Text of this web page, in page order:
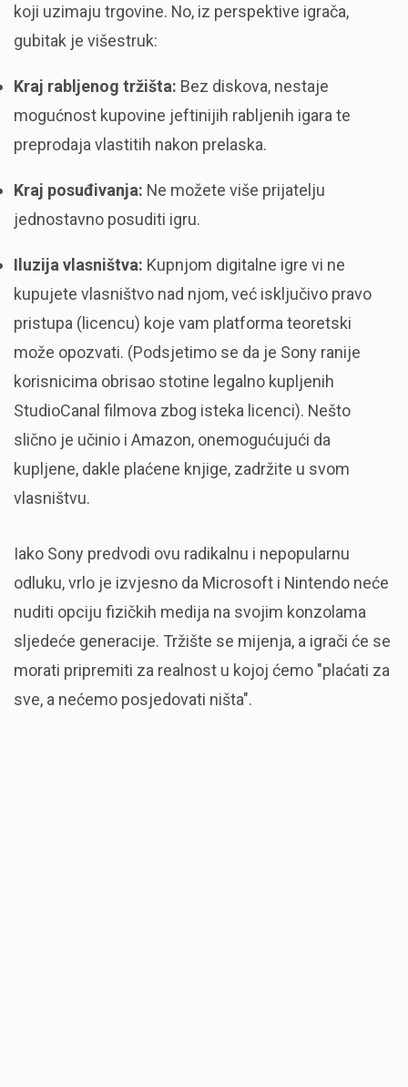
koji uzimaju trgovine. No, iz perspektive igrača,
gubitak je višestruk:
Kraj rabljenog tržišta: Bez diskova, nestaje
mogućnost kupovine jeftinijih rabljenih igara te
preprodaja vlastitih nakon prelaska.
Kraj posuđivanja: Ne možete više prijatelju
jednostavno posuditi igru.
Iluzija vlasništva: Kupnjom digitalne igre vi ne
kupujete vlasništvo nad njom,već isključivo pravo
pristupa (licencu) koje vam platforma teoretski
može opozvati. (Podsjetimo se da je Sony ranije
korisnicima obrisao stotine legalno kupljenih
StudioCanal filmova zbog isteka licenci). Nešto
slično je učinio i Amazon, onemogućujući da
kupljene, dakle plaćene knjige, zadržite u svom
vlasništvu.
Iako Sony predvodi ovu radikalnu i nepopularnu
odluku,vrlo je izvjesno da Microsoft i Nintendo neće
nuditi opciju fizičkih medija na svojim konzolama
sljedeće generacije. Tržište se mijenja, a igrači će se
morati pripremiti za realnost u kojoj ćemo "plaćati za
sve, a nećemo posjedovati ništa".